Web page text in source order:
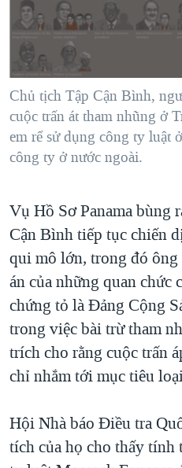
Chủ tịch Tập Cận Bình,
cuộc trấn át tham nhũng ở
em rể sử dụng công ty luật
công ty ở nước ngoài.
Vụ Hồ Sơ Panama bùng
Cận Bình tiếp tục chiến
qui mô lớn, trong đó
án của những quan chức
chứng tỏ là Đảng Cộng
trong việc bài trừ tham
trích cho rằng cuộc trấn
chỉ nhắm tới mục tiêu
Hội Nhà báo Điều tra
tích của họ cho thấy